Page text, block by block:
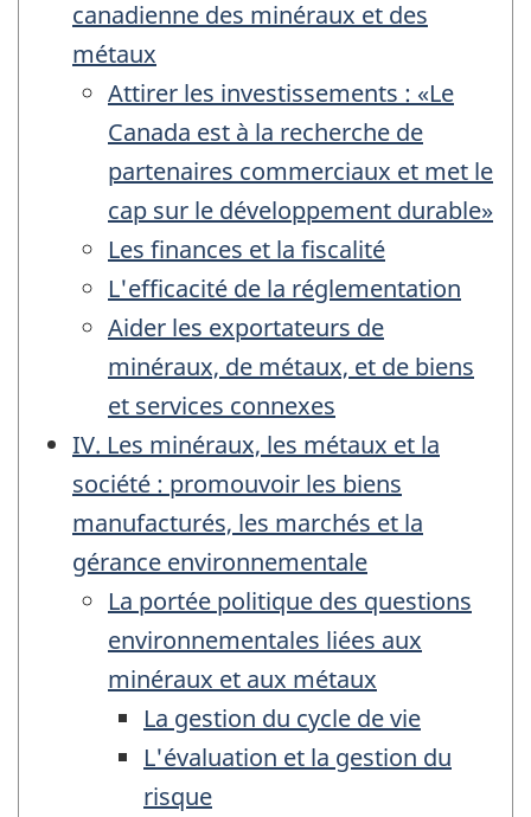
canadienne des minéraux et des
métaux
Attirer les investissements : «Le
Canada est à la recherche de
partenaires commerciaux et met le
cap sur le développement durable»
Les finances et la fiscalité
L'efficacité de la réglementation
Aider les exportateurs de
minéraux, de métaux, et de biens
et services connexes
IV. Les minéraux, les métaux et la
société : promouvoir les biens
manufacturés, les marchés et la
gérance environnementale
La portée politique des questions
environnementales liées aux
minéraux et aux métaux
La gestion du cycle de vie
L'évaluation et la gestion du
risque